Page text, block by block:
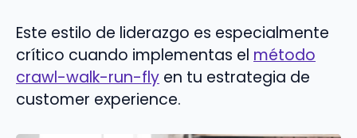
Este estilo de liderazgo es especialmente
crítico cuando implementas el método
crawl-walk-run-fly en tu estrategia de
customer experience.